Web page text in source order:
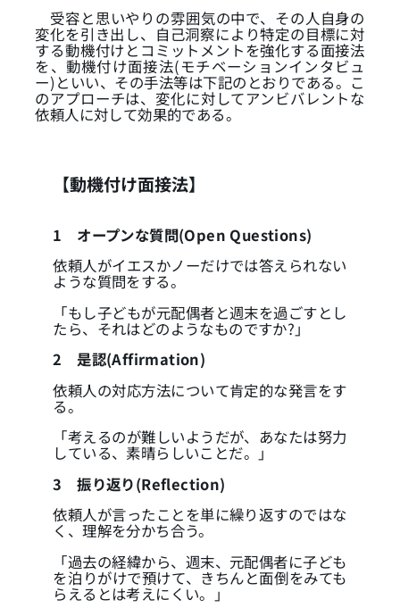
受容と思いやりの雰囲気の中で、その人自身の
変化を引き出し、自己洞察により特定の目標に対
する動機付けとコミットメントを強化する面接法
を、動機付け面接法(モチベーションインタビュ
ー)といい、その手法等は下記のとおりである。こ
のアプローチは、変化に対してアンビバレントな
依頼人に対して効果的である。
【動機付け面接法】
1
オープンな質問(Open Questions)
依頼人がイエスかノーだけでは答えられない
ような質問をする。
「もし子どもが元配偶者と週末を過ごすとし
たら、それはどのようなものですか?」
2
是認(Affirmation)
依頼人の対応方法について肯定的な発言をす
る。
「考えるのが難しいようだが、あなたは努力
している、素晴らしいことだ。」
3
振り返り(Reflection)
依頼人が言ったことを単に繰り返すのではな
く、理解を分かち合う。
「過去の経緯から、週末、元配偶者に子ども
を泊りがけで預けて、きちんと面倒をみても
らえるとは考えにくい。」